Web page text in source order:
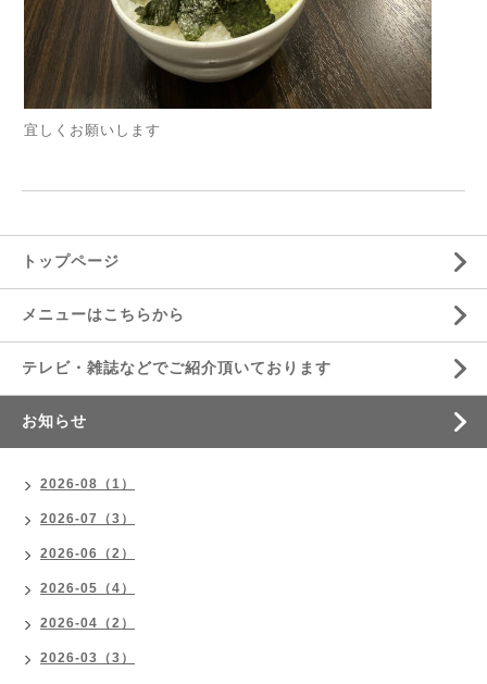
宜しくお願いします
トップページ
メニューはこちらから
テレビ・雑誌などでご紹介頂いております
お知らせ
2026-08（1）
2026-07（3）
2026-06（2）
2026-05（4）
2026-04（2）
2026-03（3）